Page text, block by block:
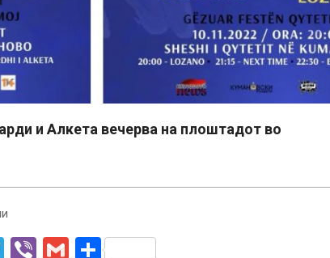
и Алкета вечерва на плоштадот во
Telegram
ViberGmailShare